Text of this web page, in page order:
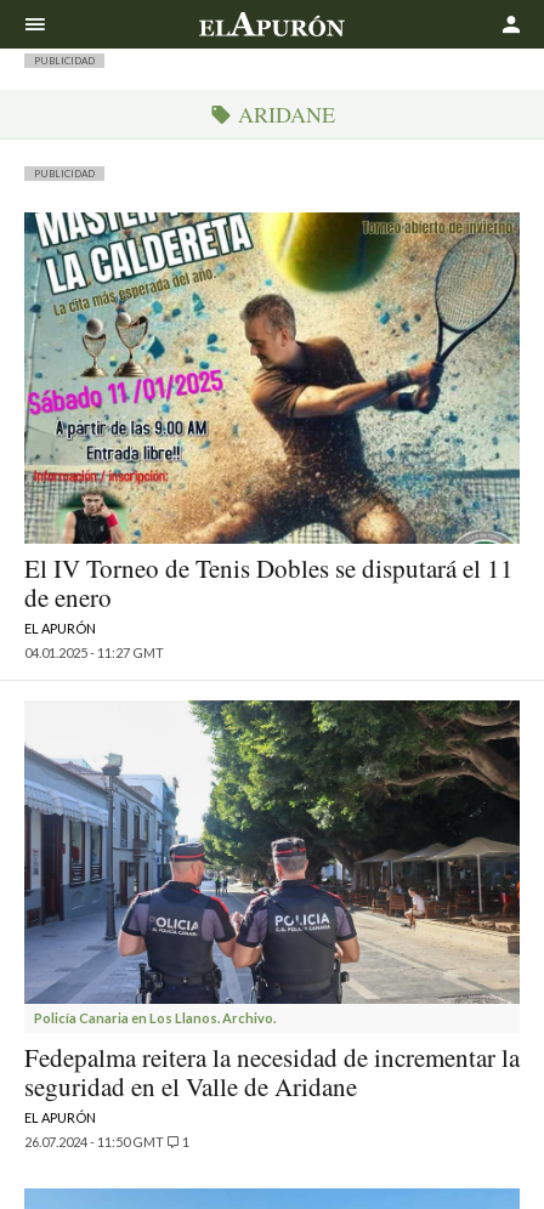
PUBLICIDAD
ARIDANE
PUBLICIDAD
El IV Torneo de Tenis Dobles se disputará el 11
de enero
EL APURÓN
04.01.2025 - 11:27 GMT
Policía Canaria en Los Llanos. Archivo.
Fedepalma reitera la necesidad de incrementar la
seguridad en el Valle de Aridane
EL APURÓN
26.07.2024 - 11:50 GMT
1